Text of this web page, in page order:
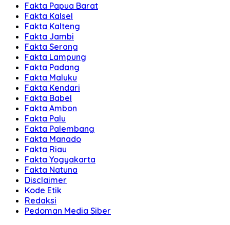
Fakta Papua Barat
Fakta Kalsel
Fakta Kalteng
Fakta Jambi
Fakta Serang
Fakta Lampung
Fakta Padang
Fakta Maluku
Fakta Kendari
Fakta Babel
Fakta Ambon
Fakta Palu
Fakta Palembang
Fakta Manado
Fakta Riau
Fakta Yogyakarta
Fakta Natuna
Disclaimer
Kode Etik
Redaksi
Pedoman Media Siber